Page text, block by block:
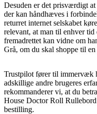
Desuden er det prisværdigt
der kan håndhæves i
returret internet selskabet
relevant, at man til enhver
fremadrettet kan vidne om
Grå, om du skal shoppe til
Trustpilot fører til immervæk
adskillige andre brugeres
rekommanderer vi, at du
House Doctor Roll
bestilling.